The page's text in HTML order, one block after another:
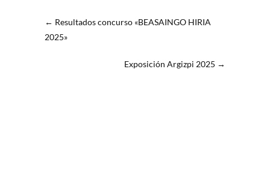
← Resultados concurso «BEASAINGO HIRIA
2025»
Exposición Argizpi 2025 →